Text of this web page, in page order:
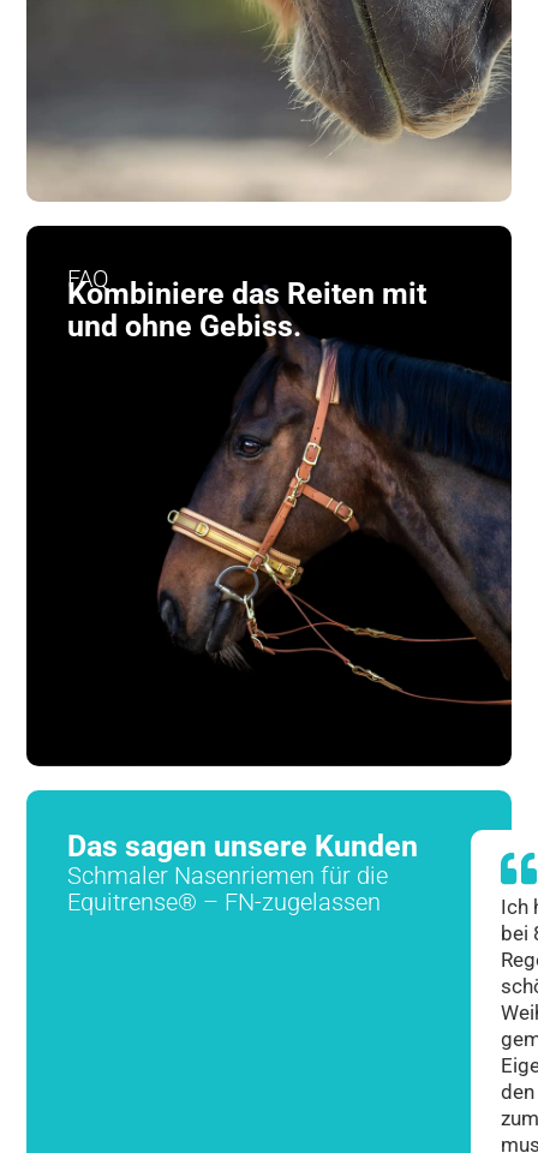
FAQ
Kombiniere das Reiten mit
und ohne Gebiss.
Das sagen unsere Kunden
Schmaler Nasenriemen für die
Equitrense® – FN-zugelassen
Ich
bei